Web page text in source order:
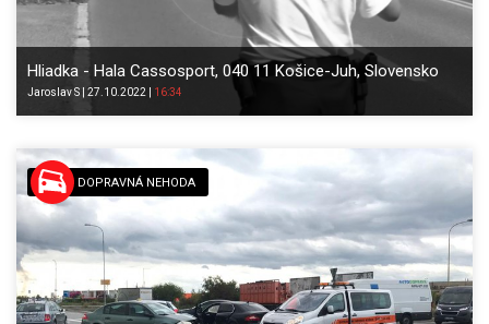
Hliadka - Hala Cassosport, 040 11 Košice-Juh, Slovensko
JaroslavS| 27.10.2022 16:34
DOPRAVNÁ NEHODA